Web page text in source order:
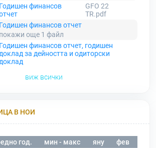
Годишен финансов
GFO 22
TR.pdf
Годишен финансов отчет
покажи още 1 файл
Годишен финансов отчет, годишен
за дейността и одиторски
виж всички
В НОИ
год. мин - макс яну фев